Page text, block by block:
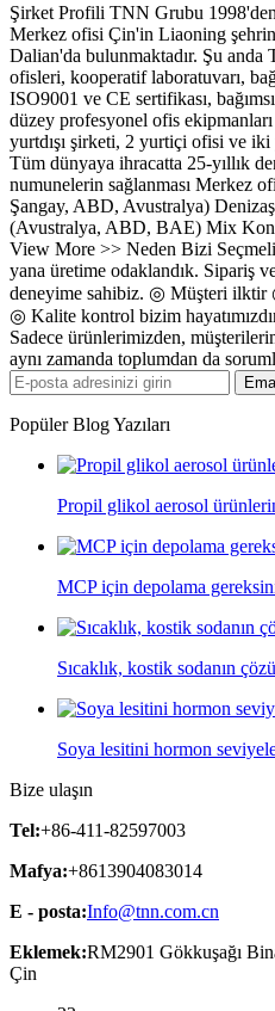
Şirket Profili TNN Grubu
Merkez ofisi Çin'in Liaoning
Dalian'da bulunmaktadır. Şu
ofisleri, kooperatif laboratuvarı,
ISO9001 ve CE sertifikası,
düzey profesyonel ofis
yurtdışı şirketi, 2 yurtiçi ofisi ve
Tüm dünyaya ihracatta 25-yıllık
numunelerin sağlanması Merkez
Şangay, ABD, Avustralya)
(Avustralya, ABD, BAE) Mix
View More >> Neden Bizi
yana üretime odaklandık. Sipariş
deneyime sahibiz. ◎ Müşteri
◎ Kalite kontrol bizim
Sadece ürünlerimizden,
aynı zamanda toplumdan da
Popüler Blog Yazıları
Propil glikol aerosol
MCP için depolama
Sıcaklık, kostik sodanın
Soya lesitini hormon
Bize ulaşın
Tel:+86-411-82597003
Mafya:+8613904083014
E - posta:Info@tnn.com.cn
Eklemek:RM2901 Gökkuşağı
Çin